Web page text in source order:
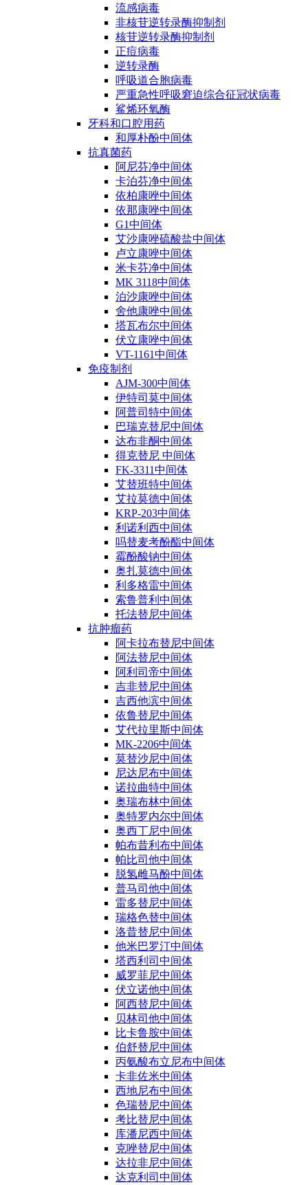
流感病毒
非核苷逆转录酶抑制剂
核苷逆转录酶抑制剂
正痘病毒
逆转录酶
呼吸道合胞病毒
严重急性呼吸窘迫综合征冠状病毒
鲨烯环氧酶
牙科和口腔用药
和厚朴酚中间体
抗真菌药
阿尼芬净中间体
卡泊芬净中间体
依柏康唑中间体
依那康唑中间体
G1中间体
艾沙康唑硫酸盐中间体
卢立康唑中间体
米卡芬净中间体
MK 3118中间体
泊沙康唑中间体
舍他康唑中间体
塔瓦布尔中间体
伏立康唑中间体
VT-1161中间体
免疫制剂
AJM-300中间体
伊特司莫中间体
阿普司特中间体
巴瑞克替尼中间体
达布非酮中间体
得克替尼 中间体
FK-3311中间体
艾替班特中间体
艾拉莫德中间体
KRP-203中间体
利诺利西中间体
吗替麦考酚酯中间体
霉酚酸钠中间体
奥扎莫德中间体
利多格雷中间体
索鲁普利中间体
托法替尼中间体
抗肿瘤药
阿卡拉布替尼中间体
阿法替尼中间体
阿利司帝中间体
吉非替尼中间体
吉西他滨中间体
依鲁替尼中间体
艾代拉里斯中间体
MK-2206中间体
莫替沙尼中间体
尼达尼布中间体
诺拉曲特中间体
奥瑞布林中间体
奥特罗内尔中间体
奥西丁尼中间体
帕布昔利布中间体
帕比司他中间体
脱氢雌马酚中间体
普马司他中间体
雷多替尼中间体
瑞格色替中间体
洛昔替尼中间体
他米巴罗汀中间体
塔西利司中间体
威罗菲尼中间体
伏立诺他中间体
阿西替尼中间体
贝林司他中间体
比卡鲁胺中间体
伯舒替尼中间体
丙氨酸布立尼布中间体
卡非佐米中间体
西地尼布中间体
色瑞替尼中间体
考比替尼中间体
库潘尼西中间体
克唑替尼中间体
达拉非尼中间体
达克利司中间体